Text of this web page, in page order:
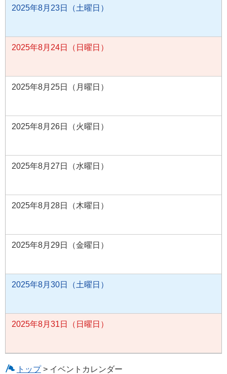
2025年8月23日（土曜日）
2025年8月24日（日曜日）
2025年8月25日（月曜日）
2025年8月26日（火曜日）
2025年8月27日（水曜日）
2025年8月28日（木曜日）
2025年8月29日（金曜日）
2025年8月30日（土曜日）
2025年8月31日（日曜日）
トップ> イベントカレンダー